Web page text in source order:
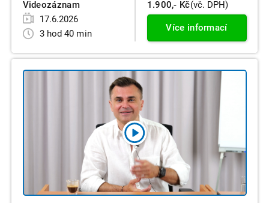
Videozáznam
17.6.2026
3 hod 40 min
1.900,- Kč(vč. DPH)
Více informací